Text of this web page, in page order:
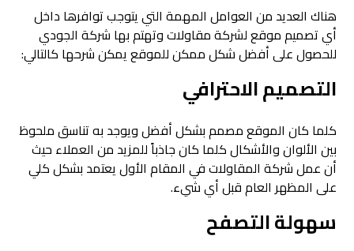
هناك العديد من العوامل المهمة التي يتوجب توافرها داخل
أي تصميم موقع لشركة مقاولات وتهتم بها شركة الجودي
للحصول على أفضل شكل ممكن للموقع يمكن شرحها كالتالي:
التصميم الاحترافي
كلما كان الموقع مصمم بشكل أفضل ويوجد به تناسق ملحوظ
بين الألوان والأشكال كلما كان جاذباً للمزيد من العملاء حيث
أن عمل شركة المقاولات في المقام الأول يعتمد بشكل كلي
على المظهر العام قبل أي شيء.
سهولة التصفح